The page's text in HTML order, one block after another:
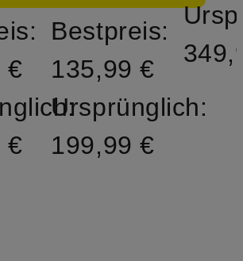
€
€
Bestpreis:
135,99 €
Ursprünglich:
199,99 €